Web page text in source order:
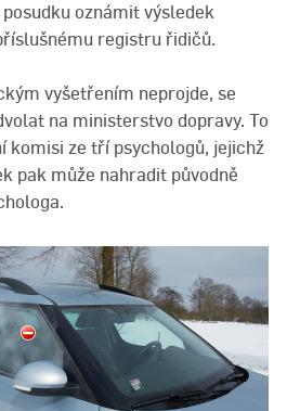
oznámit výsledek
registru řidičů.
vyšetřením neprojde, se
na ministerstvo dopravy. To
komisi ze tří psychologů, jejichž
pak může nahradit původně